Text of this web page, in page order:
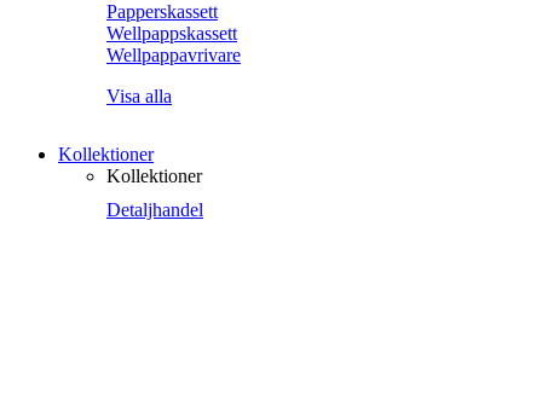
Papperskassett
Wellpappskassett
Wellpappavrivare
Visa alla
Kollektioner
Kollektioner
Detaljhandel